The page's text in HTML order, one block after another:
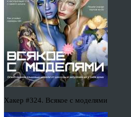
Хакер #324. Всякое с моделями